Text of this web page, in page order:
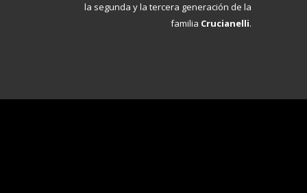
la segunda y la tercera generación de la
familia Crucianelli.